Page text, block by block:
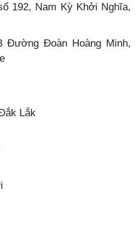
192, Nam Kỳ Khởi Nghĩa,
Đường Đoàn Hoàng Minh,
Lắk